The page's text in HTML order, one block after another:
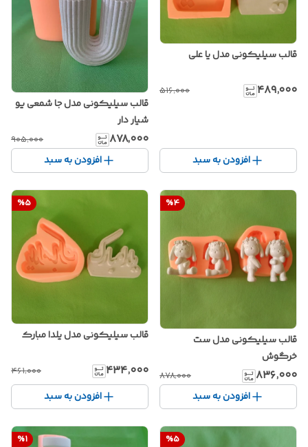
قالب سیلیکونی مدل یا علی
۴۸۹٬۰۰۰ ۵۱۶٬۰۰۰
افزودن به سبد
قالب سیلیکونی مدل جا شمعی یو
شیار دار
۸۷۸٬۰۰۰ ۹۰۵٬۰۰۰
افزودن به سبد
%4
قالب سیلیکونی مدل ست
خرگوش
۸۳۶٬۰۰۰ ۸۷۸٬۰۰۰
افزودن به سبد
%5
قالب سیلیکونی مدل یلدا مبارک
۴۳۴٬۰۰۰ ۴۶۱٬۰۰۰
افزودن به سبد
%5
%1